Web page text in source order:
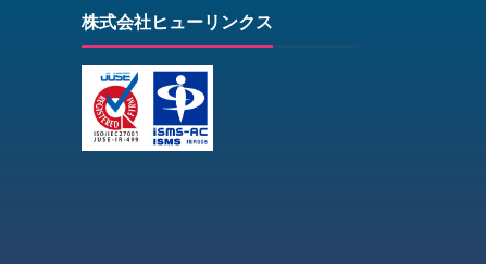
株式会社ヒューリンクス